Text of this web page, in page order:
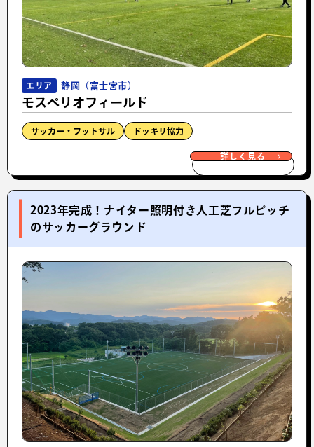
エリア 静岡（富士宮市）
モスペリオフィールド
サッカー・フットサル ドッキリ協力
詳しく見る
2023年完成！ナイター照明付き人工芝フルピッチ
のサッカーグラウンド